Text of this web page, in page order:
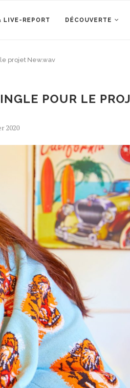
LIVE-REPORT DÉCOUVERTE
projet New.wav
POUR LE
2020